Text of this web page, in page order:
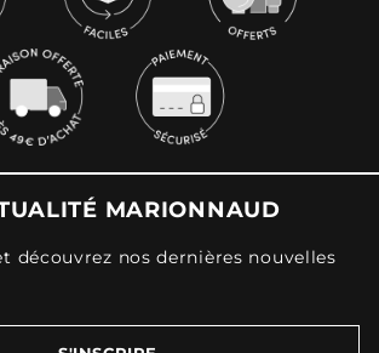
MARIONNAUD
découvrez nos dernières nouvelles